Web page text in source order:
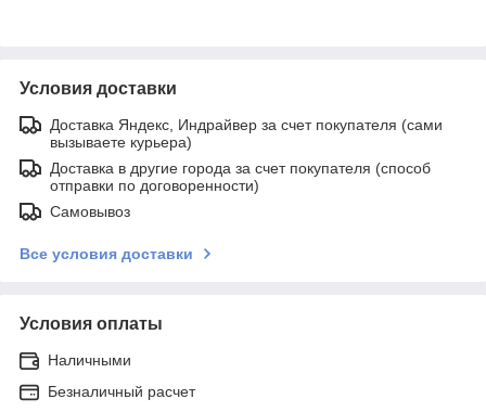
Условия доставки
Доставка Яндекс, Индрайвер за счет покупателя (сами
вызываете курьера)
Доставка в другие города за счет покупателя (способ
отправки по договоренности)
Самовывоз
Все условия доставки
Условия оплаты
Наличными
Безналичный расчет